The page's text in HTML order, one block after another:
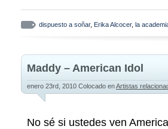
dispuesto a soñar, Erika Alcocer, la
Maddy – American Idol
enero 23rd, 2010 Colocado enArtistas
No sé si ustedes ven